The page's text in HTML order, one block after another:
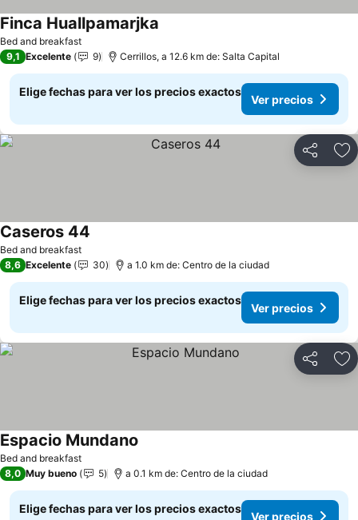
Bed and breakfast
Finca Huallpamarjka
9,1 Excelente 9 Cerrillos, a 12.6 km de: Salta Capital
Elige fechas para ver los precios exactos
Ver precios
Compartir
Bed and breakfast
Caseros 44
8,6 Excelente 30 a 1.0 km de: Centro de la ciudad
Elige fechas para ver los precios exactos
Ver precios
Compartir
Bed and breakfast
Espacio Mundano
8,0 Muy bueno 5 a 0.1 km de: Centro de la ciudad
Elige fechas para ver los precios exactos
Ver precios